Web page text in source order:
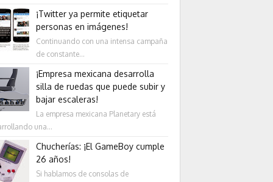
¡Twitter ya permite etiquetar
personas en imágenes!
Continuando con una intensa campaña
de constante...
¡Empresa mexicana desarrolla
silla de ruedas que puede subir y
bajar escaleras!
La empresa mexicana Planetary está
una...
Chucherías: ¡El GameBoy cumple
26 años!
Si hablamos de consolas de